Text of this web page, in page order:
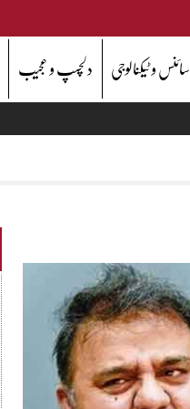
سائنس و ٹیکنالوجی دلچسپ و عجیب